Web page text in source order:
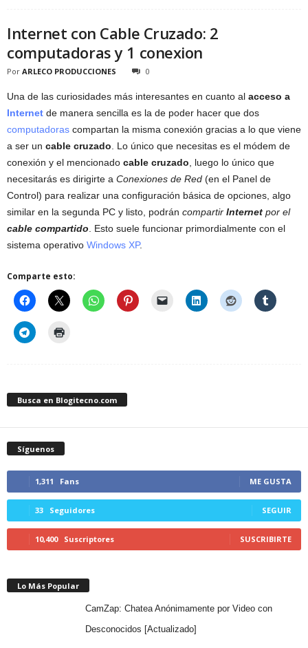
Internet con Cable Cruzado: 2
computadoras y 1 conexion
Por ARLECO PRODUCCIONES 0
Una de las curiosidades más interesantes en cuanto al acceso a
Internet de manera sencilla es la de poder hacer que dos
computadoras compartan la misma conexión gracias a lo que viene
a ser un cable cruzado. Lo único que necesitas es el módem de
conexión y el mencionado cable cruzado, luego lo único que
necesitarás es dirigirte a Conexiones de Red (en el Panel de
Control) para realizar una configuración básica de opciones, algo
similar en la segunda PC y listo, podrán compartir Internet por el
cable compartido. Esto suele funcionar primordialmente con el
sistema operativo Windows XP.
Comparte esto:
Busca en Blogitecno.com
Síguenos
1,311 Fans ME GUSTA
33 Seguidores SEGUIR
10,400 Suscriptores SUSCRIBIRTE
Lo Más Popular
CamZap: Chatea Anónimamente por Video con
Desconocidos [Actualizado]